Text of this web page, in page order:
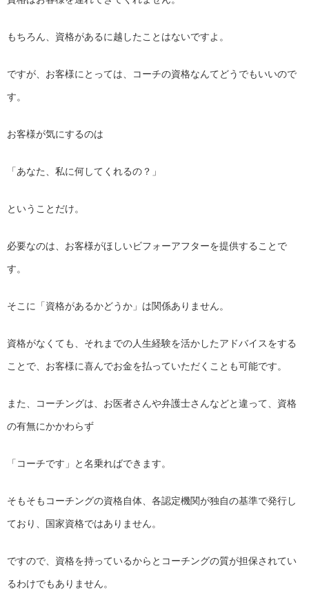
もちろん、資格があるに越したことはないですよ。
ですが、お客様にとっては、 コーチの資格なんてどうでもいいので
す。
お客様が気にするのは
「あなた、私に何してくれるの？」
ということだけ。
必要なのは、 お客様がほしいビフォーアフターを提供することで
す。
そこに「資格があるかどうか」は関係ありません。
資格がなくても、 それまでの人生経験を活かしたアドバイスをする
ことで、 お客様に喜んでお金を払っていただくことも可能です。
また、コーチングは、お医者さんや弁護士さんなどと違って、 資格
の有無にかかわらず
「コーチです」と名乗ればできます。
そもそもコーチングの資格自体、 各認定機関が独自の基準で発行し
ており、 国家資格ではありません。
ですので、 資格を持っているからとコーチングの質が担保されてい
るわけでもありません。